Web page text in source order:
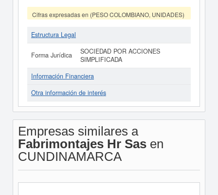
Cifras expresadas en (PESO COLOMBIANO, UNIDADES)
Estructura Legal
Forma Jurídica
SOCIEDAD POR ACCIONES
SIMPLIFICADA
Información Financiera
Otra información de interés
Empresas similares a
Fabrimontajes Hr Sasen
CUNDINAMARCA